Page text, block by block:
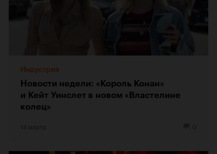
Индустрия
Новости недели: «Король Конан»
и Кейт Уинслет в новом «Властелине
колец»